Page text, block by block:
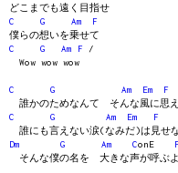
どこまでも遠く目指せ
C
G Am
F
僕らの想いを乗せて
C
G Am F /
Wow wow wow
C G Am Em
F
誰かのためなんて そんな風に思
C
G Am Em
F
誰にも言えない涙(なみだ)は見せ
Dm
G Am ConE F
そんな僕の名を 大きな声が呼ぶ